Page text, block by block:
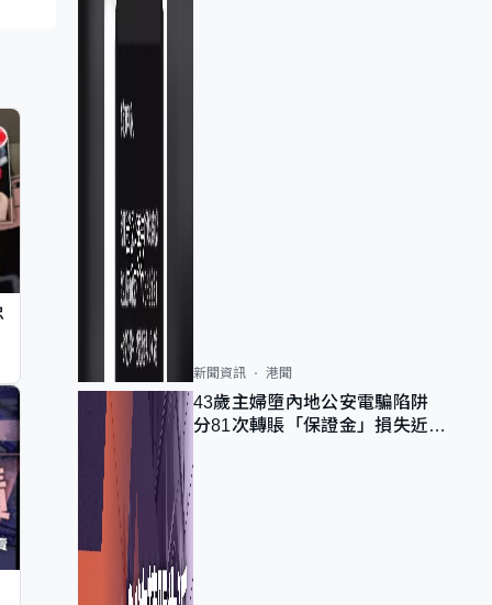
新聞資訊 港聞
43歲主婦墮內地公安電騙陷阱
分81次轉賬「保證金」損失近